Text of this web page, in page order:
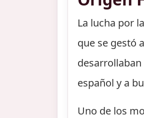
La lucha por
que se gestó
español y a
Uno de los